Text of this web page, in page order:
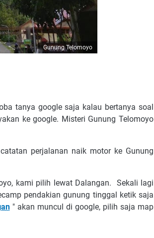
Gunung Telomoyo
tanya google saja kalau bertanya soal
ke google. Misteri Gunung Telomoyo
perjalanan naik motor ke Gunung
kami pilih lewat Dalangan. Sekali lagi
pendakian gunung tinggal ketik saja
" akan muncul di google, pilih saja map